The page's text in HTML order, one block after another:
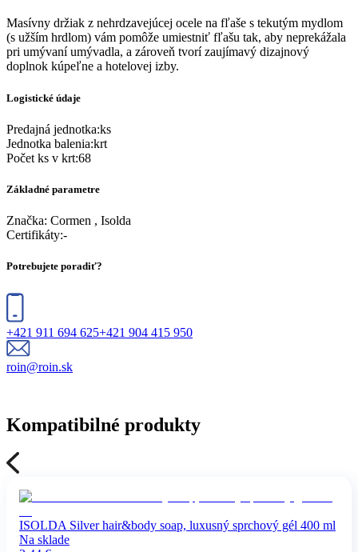
​​Masívny držiak z nehrdzavejúcej ocele na fľaše s tekutým mydlom
(s užším hrdlom) vám pomôže umiestniť fľašu tak, aby neprekážala
pri umývaní umývadla, a zároveň tvorí zaujímavý dizajnový
doplnok kúpeľne a hotelovej izby.
Logistické údaje
Predajná jednotka:ks
Jednotka balenia:krt
Počet ks v krt:68
Základné parametre
Značka: Cormen , Isolda
Certifikáty:-
Potrebujete poradiť?
+421 911 694 625+421 904 415 950
roin@roin.sk
Kompatibilné produkty
ISOLDA Silver hair&body soap, luxusný sprchový gél 400 ml
Na sklade